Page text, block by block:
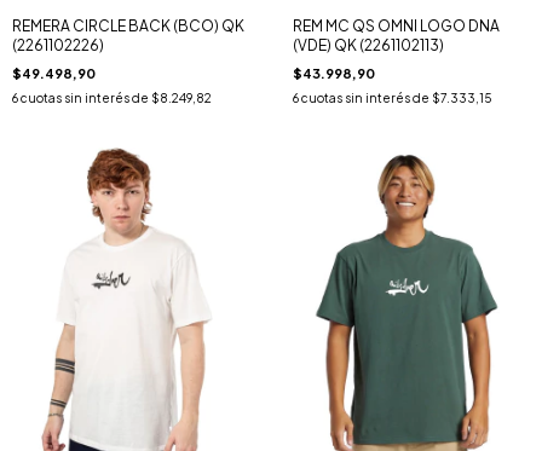
REMERA CIRCLE BACK (BCO) QK
(2261102226)
$49.498,90
6cuotas sin interés de $8.249,82
REM MC QS OMNI LOGO DNA
(VDE) QK (2261102113)
$43.998,90
6 cuotas sin interés de $7.333,15